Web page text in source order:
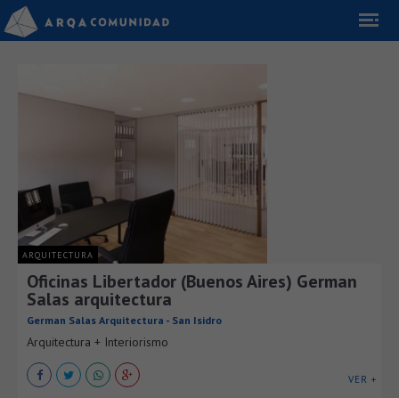
ARQUITECTURA
Oficinas Libertador (Buenos Aires) German
Salas arquitectura
German Salas Arquitectura - San Isidro
Arquitectura + Interiorismo
VER +